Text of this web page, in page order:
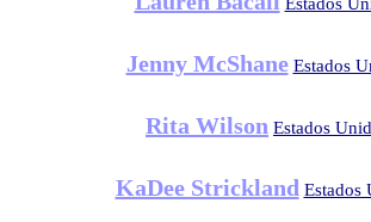
Jenny McShane Estados
Rita Wilson Estados
KaDee Strickland Estados